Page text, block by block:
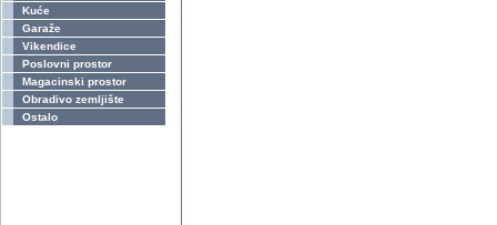
Kuće
Garaže
Vikendice
Poslovni prostor
Magacinski prostor
Obradivo zemljište
Ostalo